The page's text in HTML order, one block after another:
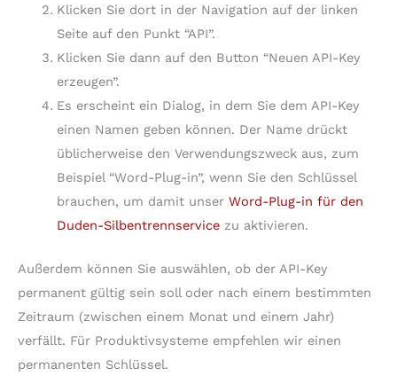
Klicken Sie dort in der Navigation auf der linken
Seite auf den Punkt “API”.
Klicken Sie dann auf den Button “Neuen API-Key
erzeugen”.
Es erscheint ein Dialog, in dem Sie dem API-Key
einen Namen geben können. Der Name drückt
üblicherweise den Verwendungszweck aus, zum
Beispiel “Word-Plug-in”, wenn Sie den Schlüssel
brauchen, um damit unser Word-Plug-in für den
Duden-Silbentrennservicezu aktivieren.
Außerdem können Sie auswählen, ob der API-Key
permanent gültig sein soll oder nach einem bestimmten
Zeitraum (zwischen einem Monat und einem Jahr)
verfällt. Für Produktivsysteme empfehlen wir einen
permanenten Schlüssel.